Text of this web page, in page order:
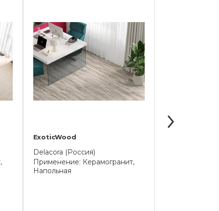
ExoticWood
Delacora (Россия)
Применение: Керамогранит,
Напольная